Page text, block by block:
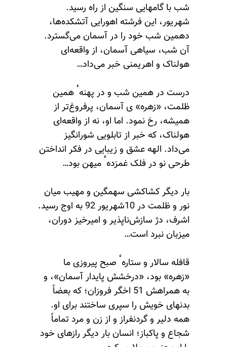
شب با گامهایی سنگین از راه رسید.
شهریور، این فرشته اهورایی آتشکده‌ها،
دهمین شب خود را در آسمان می‌گسترد.
آن شب، سیاهی آسمان، از واقعه‌ای
هولناک و اهریمنی خبر می‌داد…
درست در همین شب و در پهنهٴ همین
ظلمت، «زهره» ی آسمان، پرفروغ‌تر از
همیشه، رخ نمود. اما او، نه از واقعه‌ای
هولناک، که خبر از تابلویی شورانگیز
می‌داد. الهه عشق و زیبایی در فکر انداختن
طرحی نو در فلک غمزدهٴ میهن بود…
بار دیگر کشاکشی سهمگین و مهیب میان
نور و ظلمت در 10شهریور 92 به اوج رسید.
اشرف، دژ سازش‌ناپذیر و امیرخیز دوران،
میزبان نبرد است…
قافله سالار و ستارهٴ صبح پیروزی ما
«زهره» بود، «درخشش پایدار آسمان»، و
به همراهش 51 اخگر فروزان؛ که بعضاً
بدنهای خویش را سپری ساختند برای او.
همه دلیر و گردنفراز و از زن و مرد تماماً
شجاع و پاکباز؛ انسان بار دیگر رازهای خود